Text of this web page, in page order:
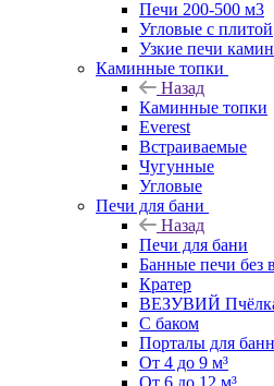
Печи 200-500 м3
Угловые с плитой
Узкие печи
Каминные топки
Назад
Каминные топки
Everest
Встраиваемые
Чугунные
Угловые
Печи для бани
Назад
Печи для бани
Банные печи без
Кратер
ВЕЗУВИЙ
С баком
Порталы для
От 4 до 9 м³
От 6 до 12 м³